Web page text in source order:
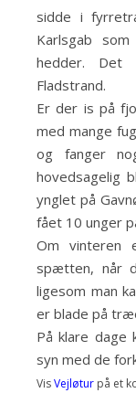
sidde i
Karlsgab
hedder. Det
Fladstrand.
Er der is på
med mange
og fanger
hovedsagelig
ynglet på
fået 10 unger
Om
spætten, når
ligesom man
er blade på
På klare dage
syn med de
VisVejløtur på et